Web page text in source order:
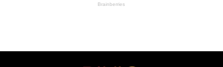
Brainberries